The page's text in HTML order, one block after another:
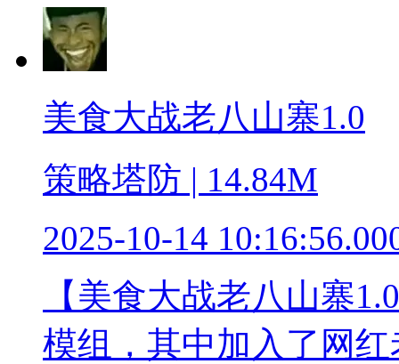
美食大战老八山寨1.0
策略塔防 | 14.84M
2025-10-14
【美食大战老八山寨
模组，其中加入了网